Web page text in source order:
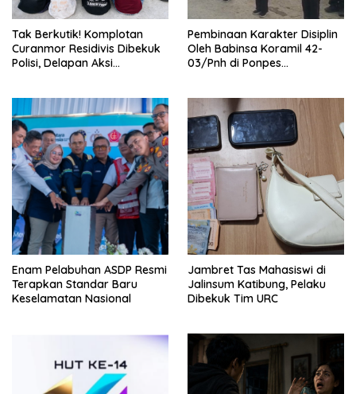
Tak Berkutik! Komplotan
Curanmor Residivis Dibekuk
Polisi, Delapan Aksi
Pembinaan Karakter Disiplin
Oleh Babinsa Koramil 42-
03/Pnh di Ponpes
Enam Pelabuhan ASDP Resmi
Terapkan Standar Baru
Keselamatan Nasional
Jambret Tas Mahasiswi di
Jalinsum Katibung, Pelaku
Dibekuk Tim URC